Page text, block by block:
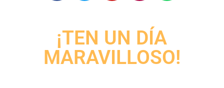
¡TEN UN DÍA
MARAVILLOSO!